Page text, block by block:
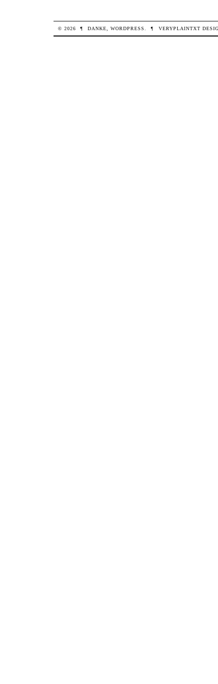
© 2026 ¶ DANKE,WORDPRESS ¶ VERYPLAINTXT